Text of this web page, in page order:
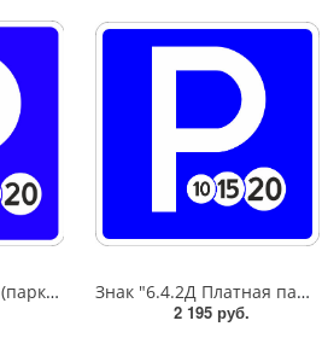
Знак "6.4 Парковка (парковочное место)",B=600,Тип А (1б) Микропризм. (7-9 лет)металл 0.8 мм
Знак "6.4.2Д Платная парковка для автотранспорта»,B=700Тип А (la) Инженерная (5 лет)металл 0.8 мм
2 195 руб.